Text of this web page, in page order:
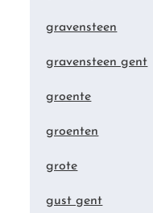
gravensteen
gravensteen gent
groente
groenten
grote
gust gent